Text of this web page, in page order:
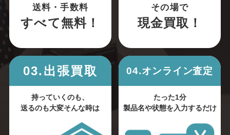
送料・手数料
すべて無料！
その場で
現金買取！
03.出張買取
持っていくのも、
送るのも大変そんな時は
04.オンライン査定
たった1分
製品名や状態を入力するだけ